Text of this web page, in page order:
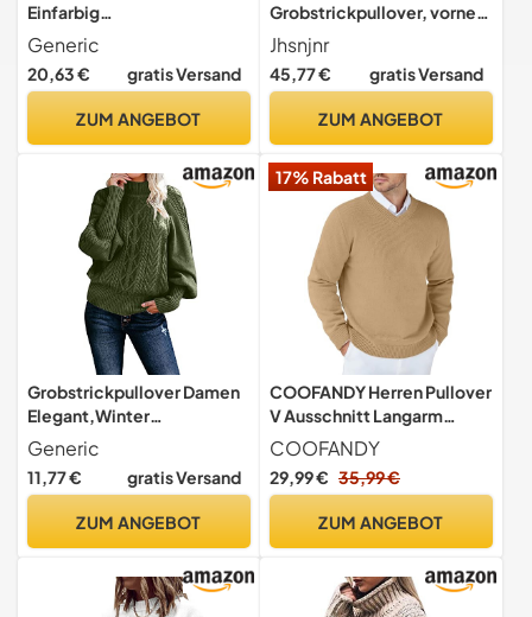
Einfarbig
Rollkragenpullover
Langarm Lose Elastisch
Strickpullover Casual Warm
Pullover Damen Sweater
Oversized Strickpullover
Generic
20,63 € gratis Versand
ZUM ANGEBOT
Grobstrickpullover, vorne
offen, lange
Laternenärmel, übergroße
Strickwaren, graugrün, L
Jhsnjnr
45,77 € gratis Versand
ZUM ANGEBOT
Grobstrickpullover Damen
Elegant,Winter
Rollkragenpullover Damen
Strickpullover
Oversize,Einfarbig
Langarm Lässiges Stricken
Herbst Winter Frauen
Generic
11,77 € gratis Versand
ZUM ANGEBOT
17% Rabatt
COOFANDY Herren Pullover
V Ausschnitt Langarm
Strickpulli Khaki L
COOFANDY
29,99 € 35,99 €
ZUM ANGEBOT